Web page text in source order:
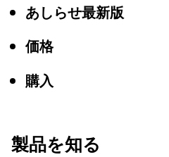
あしらせ最新版
価格
購入
製品を知る